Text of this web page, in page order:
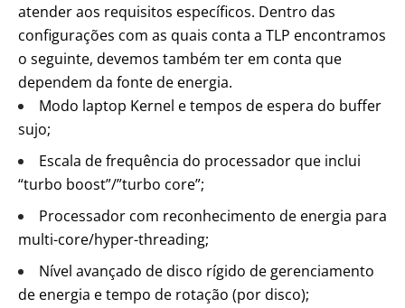
atender aos requisitos específicos. Dentro das
configurações com as quais conta a TLP encontramos
o seguinte, devemos também ter em conta que
dependem da fonte de energia.
Modo laptop Kernel e tempos de espera do buffer
sujo;
Escala de frequência do processador que inclui
“turbo boost”/”turbo core”;
Processador com reconhecimento de energia para
multi-core/hyper-threading;
Nível avançado de disco rígido de gerenciamento
de energia e tempo de rotação (por disco);